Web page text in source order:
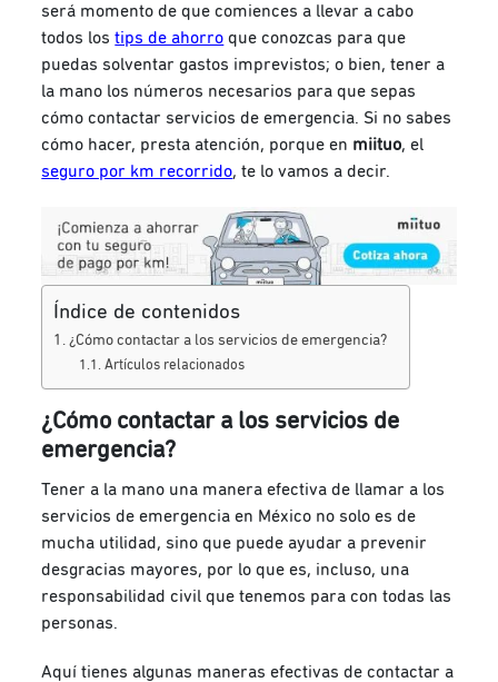
será momento de que comiences a llevar a cabo
todos lostips de ahorro que conozcas para que
puedas solventar gastos imprevistos; o bien, tener a
la mano los números necesarios para que sepas
cómo contactar servicios de emergencia. Si no sabes
cómo hacer, presta atención, porque en miituo, el
seguro por km recorrido, te lo vamos a decir.
Índice de contenidos
¿Cómo contactar a los servicios de emergencia?
Artículos relacionados
¿Cómo contactar a los servicios de
emergencia?
Tener a la mano una manera efectiva de llamar a los
servicios de emergencia en México no solo es de
mucha utilidad, sino que puede ayudar a prevenir
desgracias mayores, por lo que es, incluso, una
responsabilidad civil que tenemos para con todas las
personas.
Aquí tienes algunas maneras efectivas de contactar a